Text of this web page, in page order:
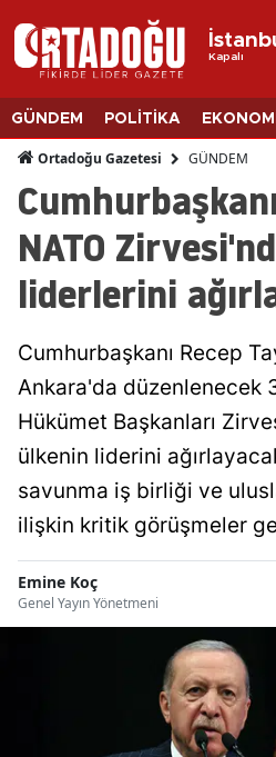
KapalıAdana
Ağrı
Antalya
Artvin
Aydın
Bilecik
Bolu
Bursa
GÜNDEM POLİTİKA EKONOMİ
Ortadoğu Gazetesi GÜNDEM
NATO
liderlerini
Cumhurbaşkanı Recep
Ankara'da düzenlenecek
Hükümet Başkanları
ülkenin liderini
savunma iş birliği ve
ilişkin kritik görüşmeler
Emine Koç
Genel Yayın Yönetmeni